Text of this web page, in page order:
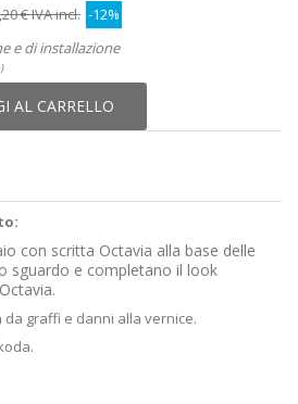
€IVA incl. -12%
e di installazione
AL CARRELLO
con scritta Octavia alla base delle
sguardo e completano il look
graffi e danni alla vernice.